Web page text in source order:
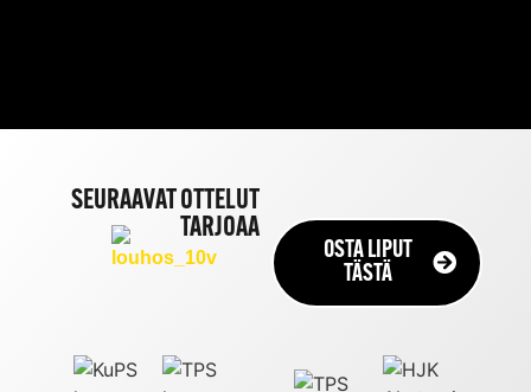
SEURAAVAT OTTELUT
TARJOAA
OSTA LIPUT
TÄSTÄ